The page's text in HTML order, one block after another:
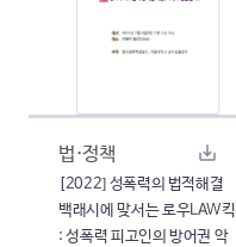
법·정책
[2022] 성폭력의 법적해결
백래시에 맞서는 로우LAW킥
: 성폭력 피고인의 방어권 악